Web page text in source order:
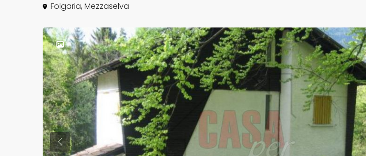
Folgaria,Mezzaselva
Previous